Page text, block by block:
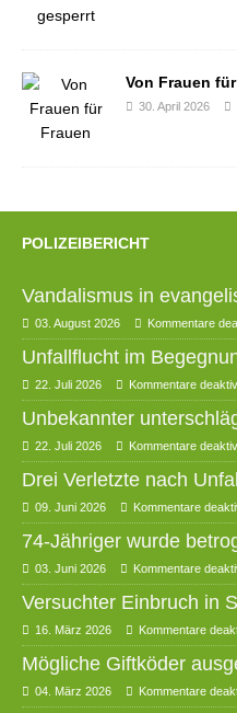
Von Frauen
30. April 2026
POLIZEIBERICHT
Vandalismus in
03. August 2026 Kommentare
Unfallflucht im
22. Juli 2026 Kommentare
Unbekannter
22. Juli 2026 Kommentare
Drei Verletzte nach Unfall
09. Juni 2026 Kommentare
74-Jähriger wurde
03. Juni 2026 Kommentare
Versuchter Einbruch in
16. März 2026 Kommentare
Mögliche Giftköder
04. März 2026 Kommentare